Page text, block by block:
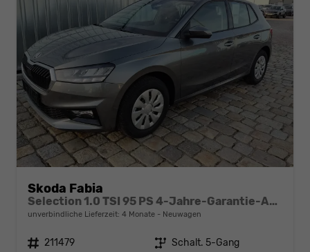
Skoda Fabia
Selection 1.0 TSI 95 PS 4-Jahre-Garantie-AppleCarPlay-AndroidAuto-LED-PDC-Sitzheizung-DAB-Klima
unverbindliche Lieferzeit: 4 Monate Neuwagen
Fahrzeugnr. 211479 Getriebe Schalt. 5-Gang